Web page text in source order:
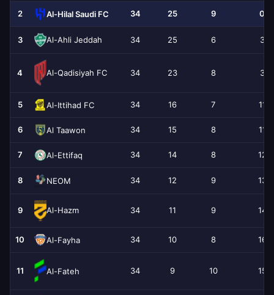
2 Al-Hilal Saudi FC 34 25 9 0
3 Al-Ahli Jeddah 34 25 6 3
4 Al-Qadisiyah FC 34 23 8 3
5 Al-Ittihad FC 34 16 7 11
6 Al Taawon 34 15 8 11
7 Al-Ettifaq 34 14 8 12
8 NEOM 34 12 9 13
9 Al-Hazm 34 11 9 14
10 Al-Fayha 34 10 8 16
11 Al-Fateh 34 9 10 15